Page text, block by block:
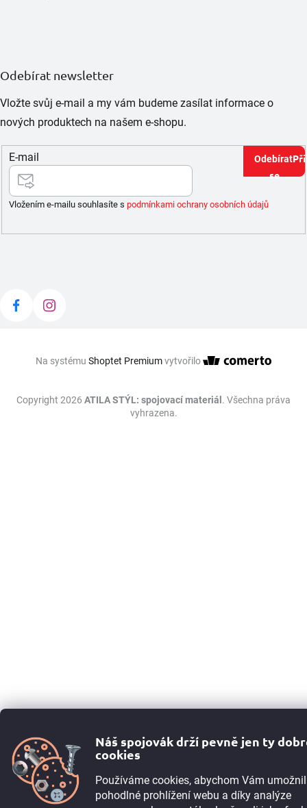
Náš spojovák drží pevně jen ty
cookies
Používáme cookies, abychom Vám
pohodlné prohlížení webu a díky analýze
Odebírat newsletter
Vložte svůj e-mail a my vám budeme zasílat informace o
nových produktech na našem e-shopu.
E-mail
Vložením e-mailu souhlasíte s podmínkami ochrany osobních údajů
se
Na systému Shoptet Premiumvytvořilo
Copyright 2026 ATILA STÝL: spojovací materiál . Všechna práva
vyhrazena.